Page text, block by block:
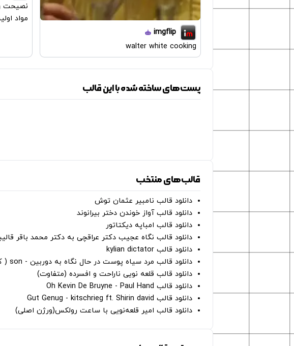
imgflip
walter white cooking
نصیحت
مواد
پست‌های ساخته شده با این قالب
قالب‌های منتخب
دانلود قالب نامبیر عثمان ‌توش
دانلود قالب آواز خوندن دختر بیرانوند
دانلود قالب امباپه دیکتاتور
دانلود قالب نگاه عجیب دکتر عراقچی به دکتر محمد باقر
دانلود قالب kylian dictator
دانلود قالب مرد سیاه پوست در حال نگاه به دوربین - son ( کیفیت بیشتر )
دانلود قالب قلعه نویی ناراحت و افسرده (متفاوت)
دانلود قالب Oh Kevin De Bruyne - Paul Hand
دانلود قالب Gut Genug - kitschrieg ft. Shirin david
دانلود قالب امیر قلعه‌نویی با ساعت رولکس(ورژن اصلی)